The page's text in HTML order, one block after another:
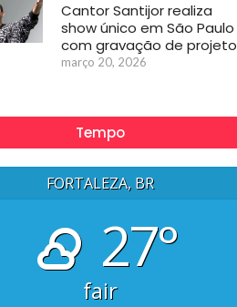
Cantor Santijor realiza
show único em São Paulo
com gravação de projeto
março 20, 2026
Tempo
FORTALEZA, BR
27°
fair